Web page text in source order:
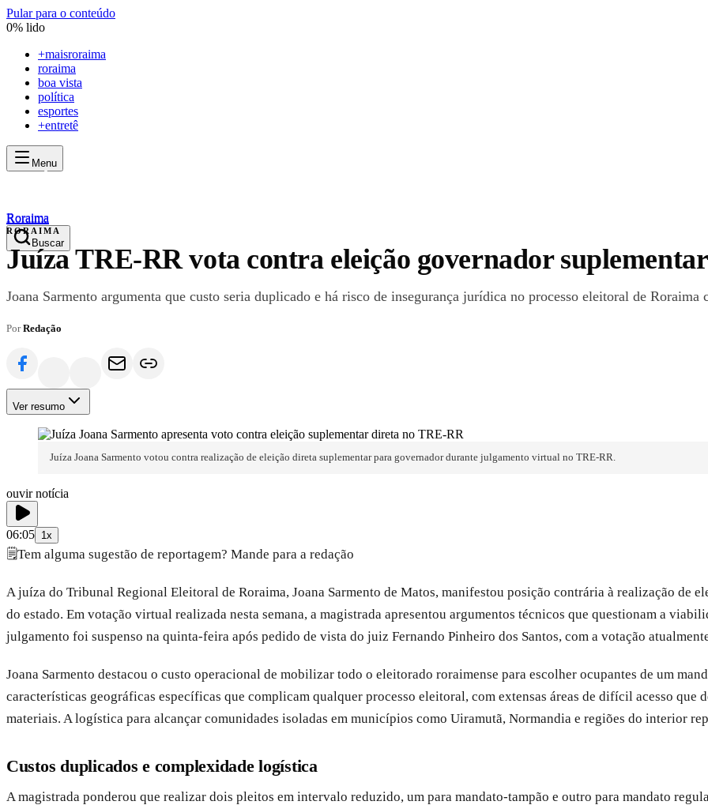
Pular para o conteúdo
0% lido
+maisroraima
roraima
boa vista
política
esportes
+entretê
Menu
maisroraima
Roraima
Buscar
Roraima
RORAIMA
Juíza TRE-RR vota contra eleição governador suplementar
Joana Sarmento argumenta que custo seria duplicado e há risco de insegurança jurídica no processo eleitoral de Roraima
PorRedação
Ver resumo
Juíza Joana Sarmento votou contra realização de eleição direta suplementar para governador durante julgamento virtual no TRE-RR.
ouvir notícia
06:05 1x
🗒️Tem alguma sugestão de reportagem? Mande para a redação
A juíza do Tribunal Regional Eleitoral de Roraima, Joana Sarmento de Matos, manifestou posição contrária à realização de
do estado. Em votação virtual realizada nesta semana, a magistrada apresentou argumentos técnicos que questionam a
julgamento foi suspenso na quinta-feira após pedido de vista do juiz Fernando Pinheiro dos Santos, com a votação
Joana Sarmento destacou o custo operacional de mobilizar todo o eleitorado roraimense para escolher ocupantes de um
características geográficas específicas que complicam qualquer processo eleitoral, com extensas áreas de difícil acesso que
materiais. A logística para alcançar comunidades isoladas em municípios como Uiramutã, Normandia e regiões do interior
Custos duplicados e complexidade logística
A magistrada ponderou que realizar dois pleitos em intervalo reduzido, um para mandato-tampão e outro para mandato